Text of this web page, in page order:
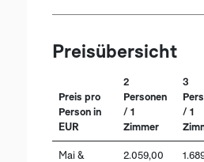
Preisübersicht
Preis pro
Person in
EUR
2
Personen
/ 1
Zimmer
3
/ 1
Mai &
2.059,00